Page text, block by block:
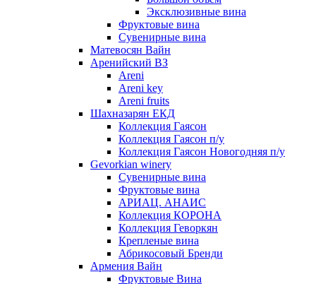
Эксклюзивные вина
Фруктовые вина
Cувенирные вина
Матевосян Вайн
Аренийский ВЗ
Areni
Areni key
Areni fruits
Шахназарян ЕКД
Коллекция Гаясон
Коллекция Гаясон п/у
Коллекция Гаясон Новогодняя п/у
Gevorkian winery
Сувенирные вина
Фруктовые вина
АРИАЦ. АНАИС
Коллекция КОРОНА
Коллекция Геворкян
Крепленые вина
Абрикосовый Бренди
Армения Вайн
Фруктовые Вина